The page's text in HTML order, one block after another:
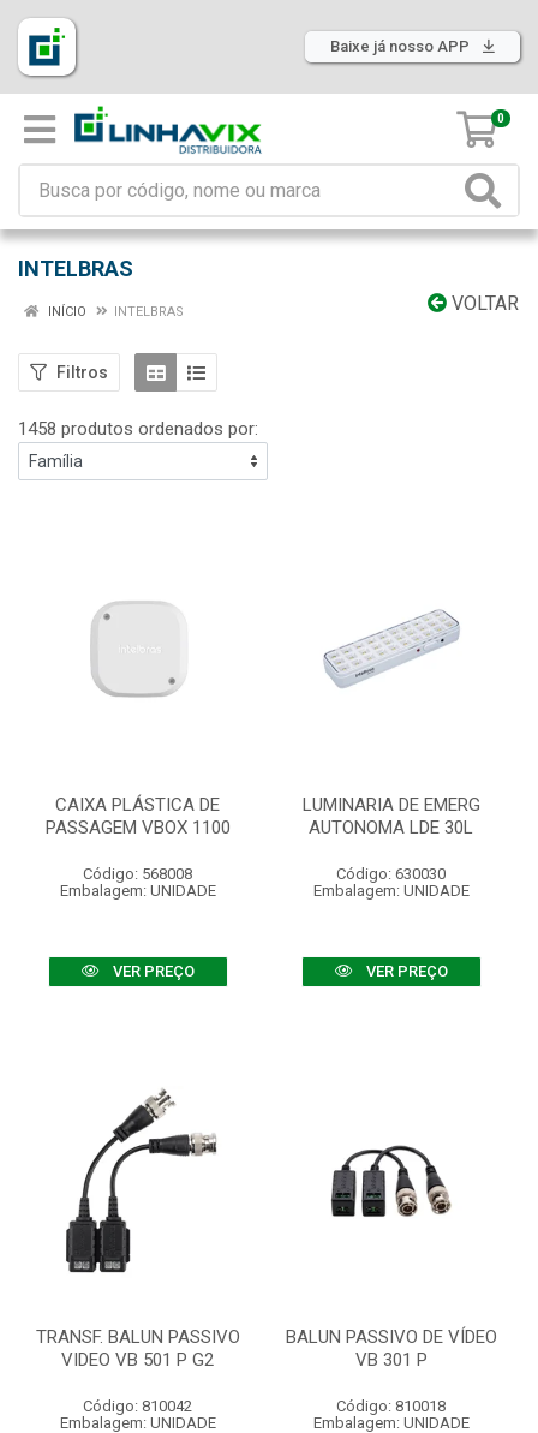
Baixe já nosso APP
0
INTELBRAS
VOLTAR
INÍCIO INTELBRAS
Filtros
1458 produtos ordenados por:
CAIXA PLÁSTICA DE
PASSAGEM VBOX 1100
Código: 568008
Embalagem: UNIDADE
VER PREÇO
LUMINARIA DE EMERG
AUTONOMA LDE 30L
Código: 630030
Embalagem: UNIDADE
VER PREÇO
TRANSF. BALUN PASSIVO
VIDEO VB 501 P G2
Código: 810042
Embalagem: UNIDADE
BALUN PASSIVO DE VÍDEO
VB 301 P
Código: 810018
Embalagem: UNIDADE